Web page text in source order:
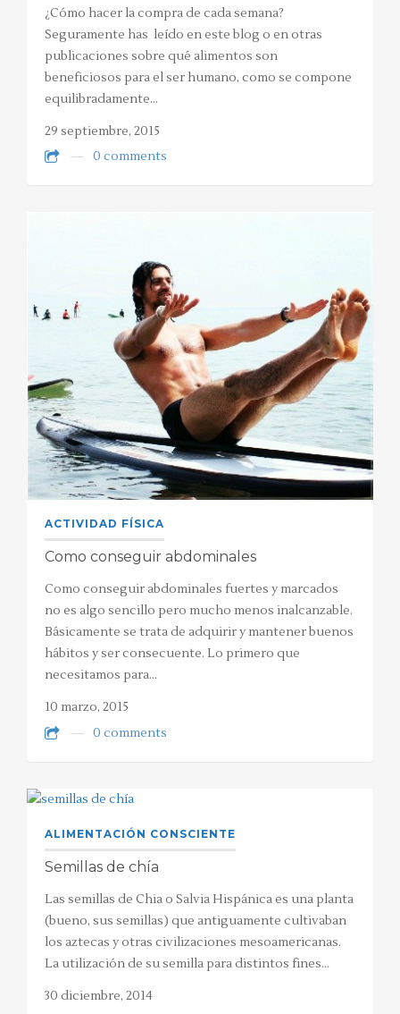
¿Cómo hacer la compra de cada semana?
Seguramente has leído en este blog o en otras
publicaciones sobre qué alimentos son
beneficiosos para el ser humano, como se compone
equilibradamente…
29 septiembre, 2015
0 comments
ACTIVIDAD FÍSICA
Como conseguir abdominales
Como conseguir abdominales fuertes y marcados
no es algo sencillo pero mucho menos inalcanzable.
Básicamente se trata de adquirir y mantener buenos
hábitos y ser consecuente. Lo primero que
necesitamos para…
10 marzo, 2015
0 comments
ALIMENTACIÓN CONSCIENTE
Semillas de chía
Las semillas de Chia o Salvia Hispánica es una planta
(bueno, sus semillas) que antiguamente cultivaban
los aztecas y otras civilizaciones mesoamericanas.
La utilización de su semilla para distintos fines…
30 diciembre, 2014